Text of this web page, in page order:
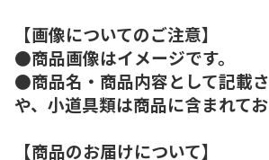
【画像についてのご注意】
●商品画像はイメージです。
●商品名・商品内容として記載
や、小道具類は商品に含まれてお
【商品のお届けについて】